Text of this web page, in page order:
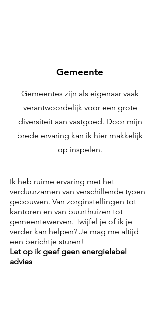
Gemeente
Gemeentes zijn als eigenaar vaak
verantwoordelijk voor een grote
diversiteit aan vastgoed. Door mijn
brede ervaring kan ik hier makkelijk
op inspelen.
Ik heb ruime ervaring met het
verduurzamen van verschillende typen
gebouwen. Van zorginstellingen tot
kantoren en van buurthuizen tot
gemeentewerven. Twijfel je of ik je
verder kan helpen? Je mag me altijd
een berichtje sturen!
Let op ik geef geen energielabel
advies